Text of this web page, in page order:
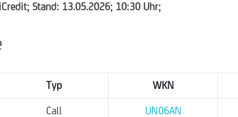
Stand: 13.05.2026; 10:30 Uhr;
Typ WKN
Call UN06AN